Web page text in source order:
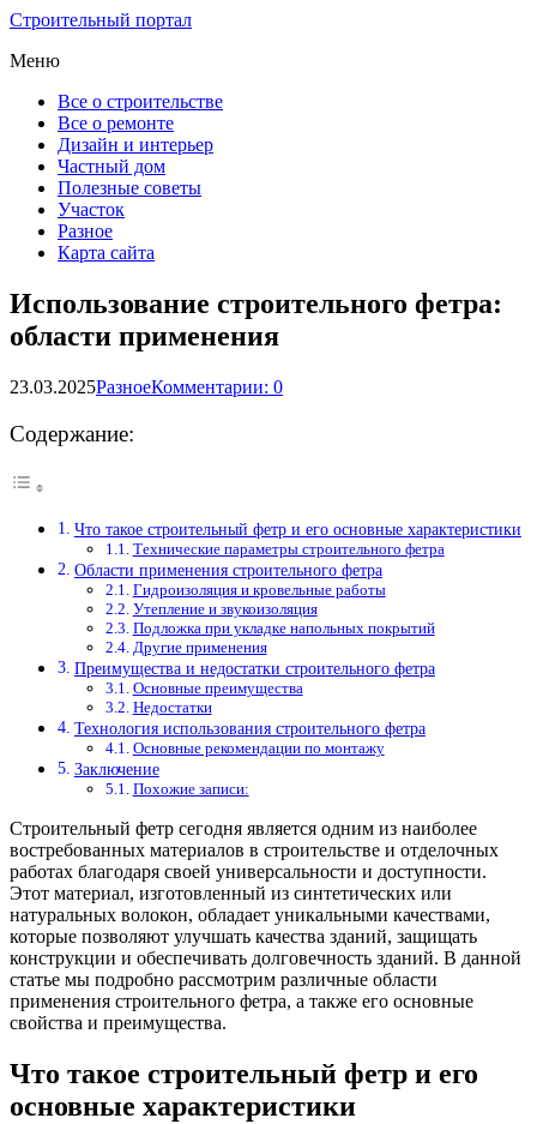
Строительный портал
Меню
Все о строительстве
Все о ремонте
Дизайн и интерьер
Частный дом
Полезные советы
Участок
Разное
Карта сайта
Использование строительного фетра:
области применения
23.03.2025РазноеКомментарии: 0
Содержание:
Что такое строительный фетр и его основные характеристики
Технические параметры строительного фетра
Области применения строительного фетра
Гидроизоляция и кровельные работы
Утепление и звукоизоляция
Подложка при укладке напольных покрытий
Другие применения
Преимущества и недостатки строительного фетра
Основные преимущества
Недостатки
Технология использования строительного фетра
Основные рекомендации по монтажу
Заключение
Похожие записи:
Строительный фетр сегодня является одним из наиболее
востребованных материалов в строительстве и отделочных
работах благодаря своей универсальности и доступности.
Этот материал, изготовленный из синтетических или
натуральных волокон, обладает уникальными качествами,
которые позволяют улучшать качества зданий, защищать
конструкции и обеспечивать долговечность зданий. В данной
статье мы подробно рассмотрим различные области
применения строительного фетра, а также его основные
свойства и преимущества.
Что такое строительный фетр и его
основные характеристики